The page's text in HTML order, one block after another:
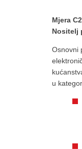
Mjera
Nositelj
Osnovni
u